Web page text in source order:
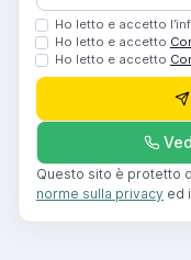
Ho letto e accetto
Ho letto e accetto
Ho letto e accetto
Questo sito è protetto
norme sulla privacy ed i